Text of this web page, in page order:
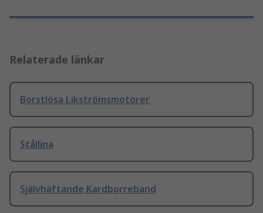
Relaterade länkar
Borstlösa Likströmsmotorer
Stållina
Självhäftande Kardborreband